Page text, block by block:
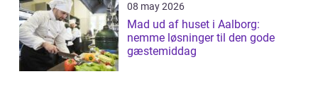
08 may 2026
Mad ud af huset i Aalborg:
nemme løsninger til den gode
gæstemiddag